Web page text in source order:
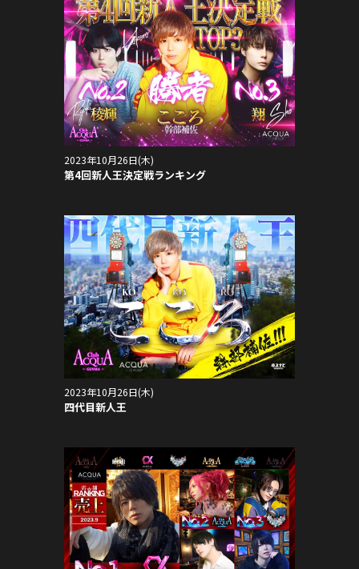
2023年10月26日(木)
第4回新人王決定戦ランキング
2023年10月26日(木)
四代目新人王